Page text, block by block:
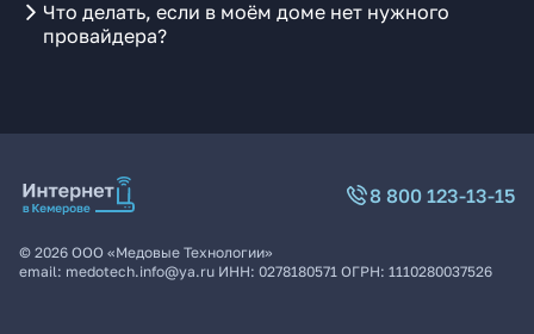
Что делать, если в моём доме нет нужного
провайдера?
8 800 123-13-15
© 2026 ООО «Медовые Технологии»
email: medotech.info@ya.ru ИНН: 0278180571 ОГРН: 1110280037526